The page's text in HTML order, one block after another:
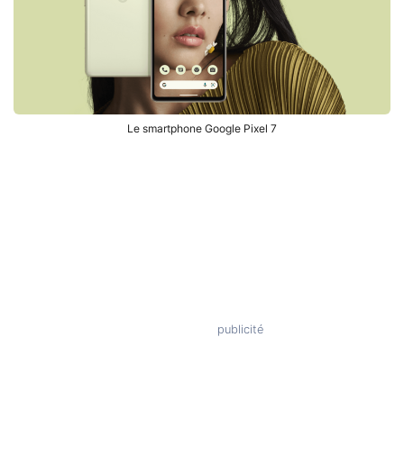
Le smartphone Google Pixel 7